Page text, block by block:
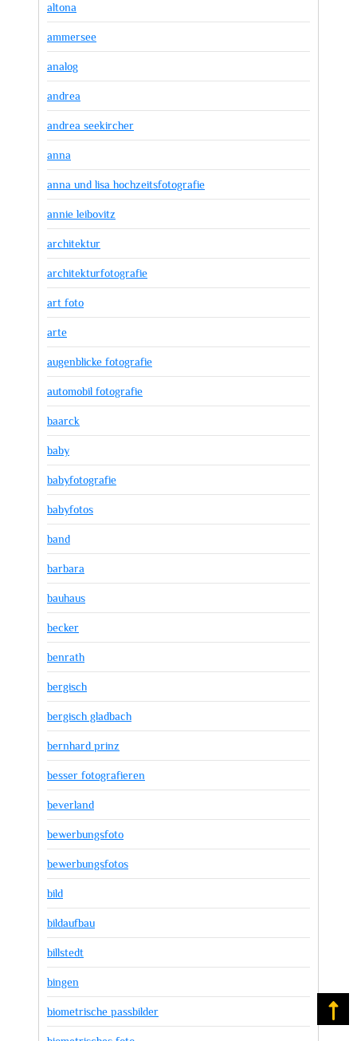
altona
ammersee
analog
andrea
andrea seekircher
anna
anna und lisa hochzeitsfotografie
annie leibovitz
architektur
architekturfotografie
art foto
arte
augenblicke fotografie
automobil fotografie
baarck
baby
babyfotografie
babyfotos
band
barbara
bauhaus
becker
benrath
bergisch
bergisch gladbach
bernhard prinz
besser fotografieren
beverland
bewerbungsfoto
bewerbungsfotos
bild
bildaufbau
billstedt
bingen
biometrische passbilder